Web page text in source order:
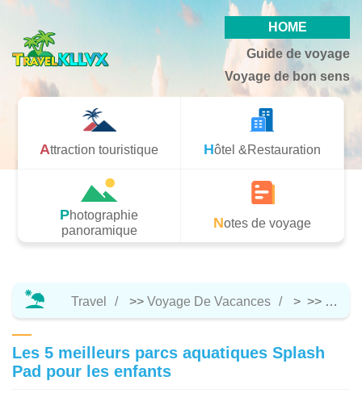
HOME
Guide de voyage
Voyage de bon sens
Attraction touristique Hôtel &Restauration
Photographie
panoramique
Notes de voyage
Travel >> Voyage De Vacances > >>
Les 5 meilleurs parcs aquatiques Splash
Pad pour les enfants